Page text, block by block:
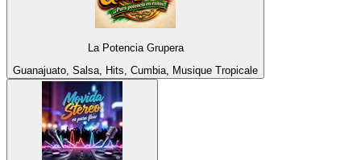
La Potencia Grupera
Guanajuato, Salsa, Hits, Cumbia, Musique Tropicale